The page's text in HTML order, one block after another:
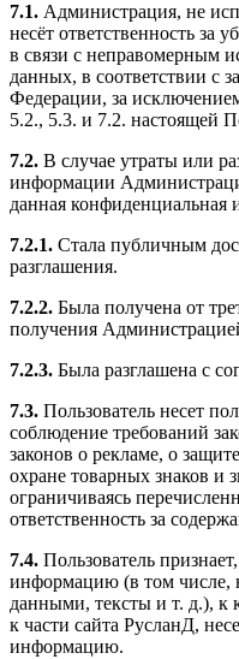
7.1. Администрация, не
несёт ответственность за
в связи с неправомерным
данных, в соответствии с
Федерации, за
5.2., 5.3. и 7.2. настоящей
7.2. В случае утраты или
информации
данная конфиденциальная
7.2.1. Стала публичным
разглашения.
7.2.2. Была получена от
получения
7.2.3. Была разглашена с
7.3. Пользователь несет
соблюдение требований
законов о рекламе, о
охране товарных знаков и
ограничиваясь
ответственность за
7.4. Пользователь
информацию (в том числе,
данными, тексты и т. д.), к
к части сайта РусланД,
информацию.